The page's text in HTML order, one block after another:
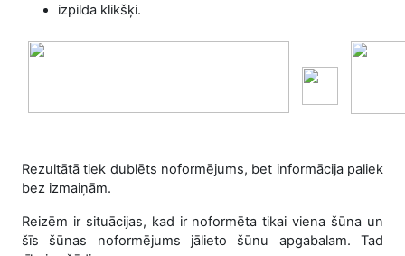
izpilda klikšķi.
Rezultātā tiek dublēts noformējums, bet informācija paliek
bez izmaiņām.
Reizēm ir situācijas, kad ir noformēta tikai viena šūna un
šīs šūnas noformējums jālieto šūnu apgabalam. Tad